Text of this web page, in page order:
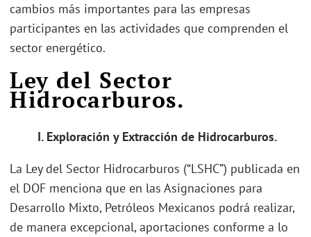
cambios más importantes para las empresas
participantes en las actividades que comprenden el
sector energético.
Ley del Sector
Hidrocarburos.
I. Exploración y Extracción de Hidrocarburos.
La Ley del Sector Hidrocarburos (“LSHC”) publicada en
el DOF menciona que en las Asignaciones para
Desarrollo Mixto, Petróleos Mexicanos podrá realizar,
de manera excepcional, aportaciones conforme a lo